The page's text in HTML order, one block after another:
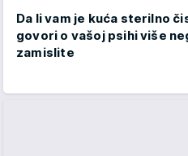
Da li vam je kuća sterilno
govori o vašoj psihi više
zamislite